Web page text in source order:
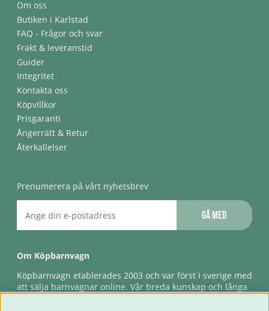
Om oss
Butiken i Karlstad
FAQ - Frågor och svar
Frakt & leveranstid
Guider
Integritet
Kontakta oss
Köpvillkor
Prisgaranti
Ångerrätt & Retur
Återkallelser
Prenumerera på vårt nyhetsbrev
Gå med
Om Köpbarnvagn
Köpbarnvagn etablerades 2003 och var först i sverige med
att sälja barnvagnar online. Vår breda kunskap och långa